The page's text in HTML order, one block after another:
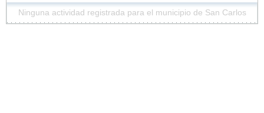
Ninguna actividad registrada para el municipio de San Carlos